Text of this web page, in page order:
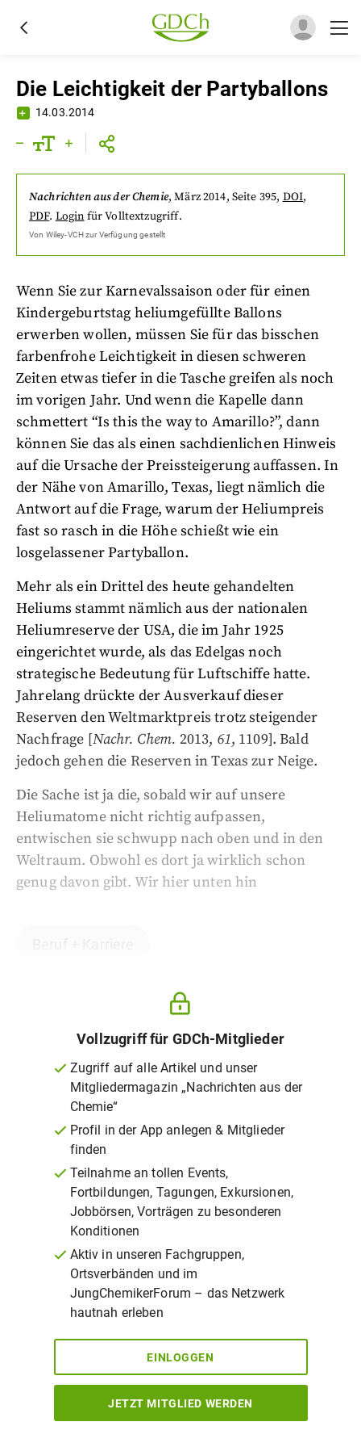
Die Leichtigkeit der Partyballons
14.03.2014
Nachrichten aus der Chemie,März 2014, Seite 395, DOI,
PDF. Login für Volltextzugriff.
Von Wiley-VCHzur Verfügung gestellt
Wenn Sie zur Karnevalssaison oder für einen
Kindergeburtstag heliumgefüllte Ballons
erwerben wollen, müssen Sie für das bisschen
farbenfrohe Leichtigkeit in diesen schweren
Zeiten etwas tiefer in die Tasche greifen als noch
im vorigen Jahr. Und wenn die Kapelle dann
schmettert “Is this the way to Amarillo?”, dann
können Sie das als einen sachdienlichen Hinweis
auf die Ursache der Preissteigerung auffassen. In
der Nähe von Amarillo, Texas, liegt nämlich die
Antwort auf die Frage, warum der Heliumpreis
fast so rasch in die Höhe schießt wie ein
losgelassener Partyballon.
Mehr als ein Drittel des heute gehandelten
Heliums stammt nämlich aus der nationalen
Heliumreserve der USA, die im Jahr 1925
eingerichtet wurde, als das Edelgas noch
strategische Bedeutung für Luftschiffe hatte.
Jahrelang drückte der Ausverkauf dieser
Reserven den Weltmarktpreis trotz steigender
Nachfrage [Nachr. Chem. 2013, 61, 1109]. Bald
jedoch gehen die Reserven in Texas zur Neige.
Die Sache ist ja die, sobald wir auf unsere
Heliumatome nicht richtig aufpassen,
entwischen sie schwupp nach oben und in den
Weltraum. Obwohl es dort ja wirklich schon
genug davon gibt. Wir hier unten hin
Vollzugriff für GDCh-Mitglieder
Zugriff auf alle Artikel und unser
Mitgliedermagazin „Nachrichten aus der
Chemie“
Profil in der App anlegen & Mitglieder
finden
Teilnahme an tollen Events,
Fortbildungen, Tagungen, Exkursionen,
Jobbörsen, Vorträgen zu besonderen
Konditionen
Aktiv in unseren Fachgruppen,
Ortsverbänden und im
JungChemikerForum – das Netzwerk
hautnah erleben
EINLOGGEN
JETZT MITGLIED WERDEN